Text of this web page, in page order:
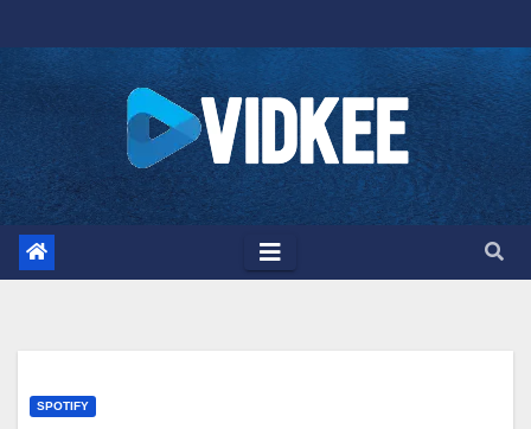
content
SPOTIFY